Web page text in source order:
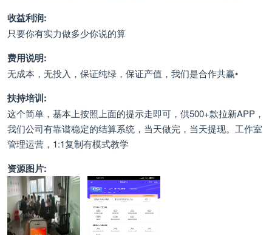
收益利润:
只要你有实力做多少你说的算
费用说明:
无成本，无投入，保证纯绿，保证产值，我们是合作共赢•
扶持培训:
这个简单，基本上按照上面的提示走即可，供500+款拉新APP，
我们公司有靠谱稳定的结算系统，当天做完，当天提现。工作室
管理运营，1:1复制有模式教学
资源图片: